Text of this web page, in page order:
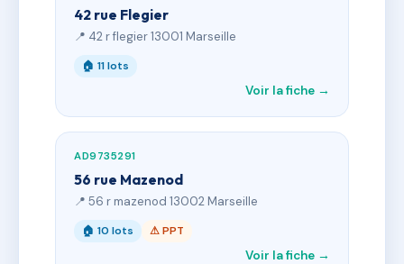
42 rue Flegier
📍 42 r flegier 13001 Marseille
🏠 11 lots
Voir la fiche →
AD9735291
56 rue Mazenod
📍 56 r mazenod 13002 Marseille
🏠 10 lots ⚠ PPT
Voir la fiche →